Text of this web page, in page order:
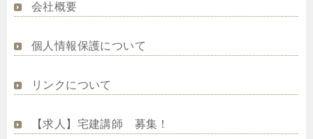
会社概要
個人情報保護について
リンクについて
【求人】宅建講師 募集！